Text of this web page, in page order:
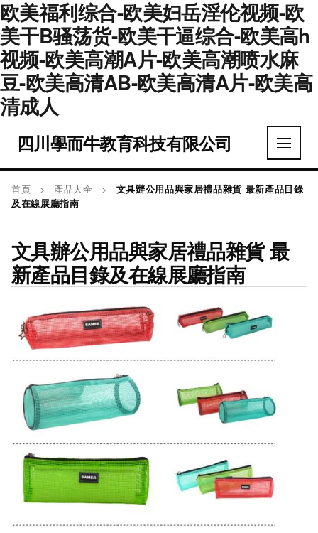
欧美福利综合-欧美妇岳淫伦视频-欧
美干B骚荡货-欧美干逼综合-欧美高h
视频-欧美高潮A片-欧美高潮喷水麻
豆-欧美高清AB-欧美高清A片-欧美高
清成人
四川學而牛教育科技有限公司
首頁 > 產品大全 >
文具辦公用品與家居禮品雜貨 最新產品目錄
及在線展廳指南
文具辦公用品與家居禮品雜貨 最
新產品目錄及在線展廳指南